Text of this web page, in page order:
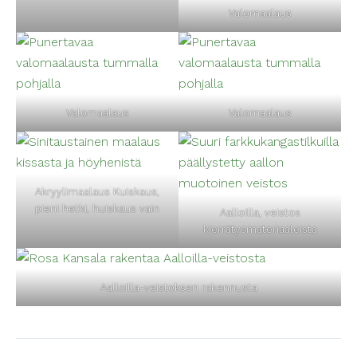
Valomaalaus
Valomaalaus Valomaalaus
Akryylimaalaus Kuiskaus,
pieni hetki, huiskaus vain
Aalloilla, veistos
kierrätysmateriaaleista
Aalloilla-veistoksen rakennusta